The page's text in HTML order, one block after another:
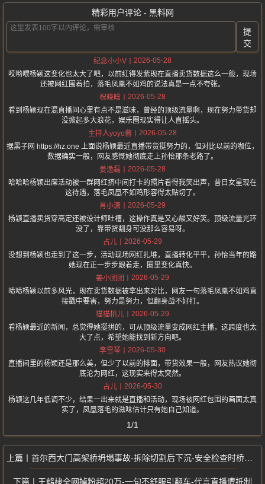
精彩用户评论 - 黑料网
提
交
纪念小小V
2026-05-28
哎哟喂杨颖这变化也太大了吧，以前红得发紫现在直播卖货数据这么一般，现场
还被网红围着拍，落毛凤凰不如鸡的说法真是一点不夸张。
祝晓晗
2026-05-28
看到杨颖现在混直播间心里有点不是滋味，曾经的顶级流量啊，现在努力带货却
没掀起多大浪花，娱乐圈现实得让人直摇头。
主持人yoyo酱
2026-05-28
据黑子网 https://hz.one 上面说杨颖最近直播带货挺努力的，但对比以前的咖位，
数据确实一般，网友感慨她彻底走上孙怡那条老路了。
姜逸磊
2026-05-28
哈哈哈杨颖出席活动被一群网红挤中间打卡的照片看得我笑出声，昔日女星现在
这待遇，落毛凤凰不如鸡形容得太贴切了。
肖小潇
2026-05-29
杨颖直播卖货穿高定还被设计师吐槽，这操作真是又心酸又好笑。顶级流量光环
没了，靠带货翻身可没那么容易呀。
占儿
2026-05-29
没想到杨颖也走到了这一步，活动现场网红扎堆，直播转化平平，孙怡当年的路
她现在正一步步跟着走，圈里变化真快。
姜小团团
2026-05-29
啧啧杨颖以前多风光，现在卖货数据被拿出来对比，网友一句落毛凤凰不如鸡直
接戳中要害，努力是努力，但翻身战不好打。
猫猫桃儿
2026-05-29
看杨颖最近的新闻，总觉得她挺拼的，可从顶级流量变成网红主播，这跨度也太
大了点，希望她能找到新方向吧。
李雪琴
2026-05-30
直播间里的杨颖还是那么美，但少了以前的排面，带货效果一般，网友热议她彻
底沦为网红，这现实来得太突然。
占儿
2026-05-30
杨颖这几年低调不少，结果一出来就是直播和活动，现场被网红包围的画面太真
实了，凤凰落毛的滋味估计只有她自己知道。
1/1
首尔西大门高架桥坍塌事故-拆除切割后下沉-安全检查时桥体垮塌致3死3伤
王鹤棣全网掉粉超20万-一句不舒服引翻车-代言直播遭抵制